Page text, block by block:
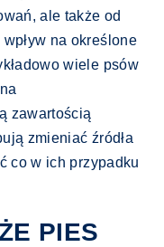
ale także od
na określone
wiele psów
zawartością
zmieniać źródła
co w ich przypadku
PIES